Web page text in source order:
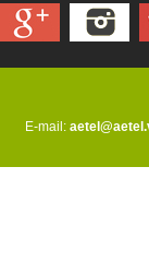
E-mail: